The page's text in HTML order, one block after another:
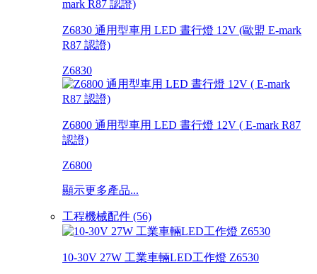
Z6830 通用型車用 LED 晝行燈 12V (歐盟 E-mark
R87 認證)
Z6830
Z6800 通用型車用 LED 晝行燈 12V ( E-mark R87
認證)
Z6800
顯示更多產品...
工程機械配件 (56)
10-30V 27W 工業車輛LED工作燈 Z6530